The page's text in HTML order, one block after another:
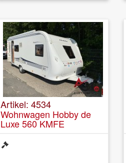
Artikel: 4534
Wohnwagen Hobby de
Luxe 560 KMFE